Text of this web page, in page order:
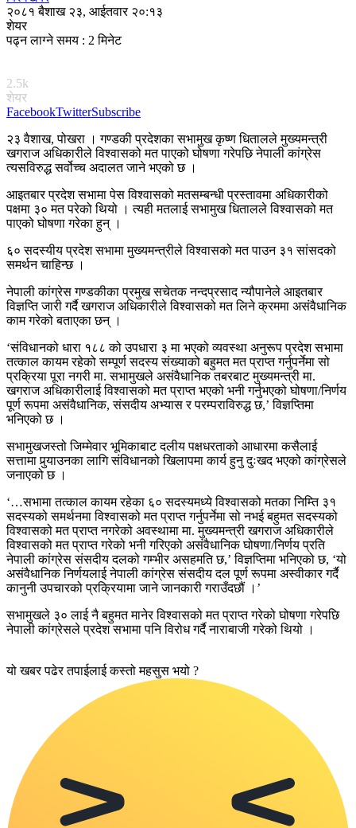
२०८१ बैशाख २३, आईतवार २०:१३
शेयर
पढ्न लाग्ने समय : 2 मिनेट
2.5k
शेयर
FacebookTwitterSubscribe
२३ वैशाख, पोखरा । गण्डकी प्रदेशका सभामुख कृष्ण धितालले मुख्यमन्त्री
खगराज अधिकारीले विश्वासको मत पाएको घोषणा गरेपछि नेपाली कांग्रेस
त्यसविरुद्ध सर्वोच्च अदालत जाने भएको छ ।
आइतबार प्रदेश सभामा पेस विश्वासको मतसम्बन्धी प्रस्तावमा अधिकारीको
पक्षमा ३० मत परेको थियो । त्यही मतलाई सभामुख धितालले विश्वासको मत
पाएको घोषणा गरेका हुन् ।
६० सदस्यीय प्रदेश सभामा मुख्यमन्त्रीले विश्वासको मत पाउन ३१ सांसदको
समर्थन चाहिन्छ ।
नेपाली कांग्रेस गण्डकीका प्रमुख सचेतक नन्दप्रसाद न्यौपानेले आइतबार
विज्ञप्ति जारी गर्दै खगराज अधिकारीले विश्वासको मत लिने क्रममा असंवैधानिक
काम गरेको बताएका छन् ।
‘संविधानको धारा १८८ को उपधारा ३ मा भएको व्यवस्था अनुरूप प्रदेश सभामा
तत्काल कायम रहेको सम्पूर्ण सदस्य संख्याको बहुमत मत प्राप्त गर्नुपर्नेमा सो
प्रक्रिया पूरा नगरी मा. सभामुखले असंवैधानिक तबरबाट मुख्यमन्त्री मा.
खगराज अधिकारीलाई विश्वासको मत प्राप्त भएको भनी गर्नुभएको घोषणा/निर्णय
पूर्ण रूपमा असंवैधानिक, संसदीय अभ्यास र परम्पराविरुद्ध छ,’ विज्ञप्तिमा
भनिएको छ ।
सभामुखजस्तो जिम्मेवार भूमिकाबाट दलीय पक्षधरताको आधारमा कसैलाई
सत्तामा पुर्‍याउनका लागि संविधानको खिलापमा कार्य हुनु दुःखद भएको कांग्रेसले
जनाएको छ ।
‘…सभामा तत्काल कायम रहेका ६० सदस्यमध्ये विश्वासको मतका निम्ति ३१
सदस्यको समर्थनमा विश्वासको मत प्राप्त गर्नुपर्नेमा सो नभई बहुमत सदस्यको
विश्वासको मत प्राप्त नगरेको अवस्थामा मा. मुख्यमन्त्री खगराज अधिकारीले
विश्वासको मत प्राप्त गरेको भनी गरिएको असंवैधानिक घोषणा/निर्णय प्रति
नेपाली कांग्रेस संसदीय दलको गम्भीर असहमति छ,’ विज्ञप्तिमा भनिएको छ, ‘यो
असंवैधानिक निर्णयलाई नेपाली कांग्रेस संसदीय दल पूर्ण रूपमा अस्वीकार गर्दै
कानुनी उपचारको प्रक्रियामा जाने जानकारी गराउँदछौं ।’
सभामुखले ३० लाई नै बहुमत मानेर विश्वासको मत प्राप्त गरेको घोषणा गरेपछि
नेपाली कांग्रेसले प्रदेश सभामा पनि विरोध गर्दै नाराबाजी गरेको थियो ।
यो खबर पढेर तपाईलाई कस्तो महसुस भयो ?